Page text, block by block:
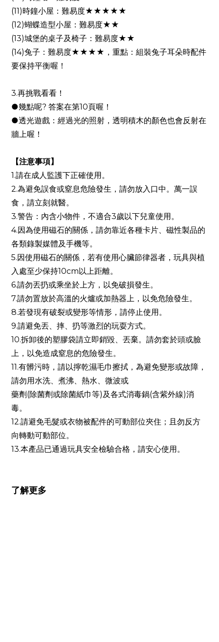
(11)時鐘小屋：難易度★★★★★
(12)蝴蝶造型小屋：難易度★★
(13)城堡的桌子及椅子：難易度★★
(14)兔子：難易度★★★★，重點：組裝兔子耳朵時配件
要保持平衡喔！
3.再挑戰看看！
●幾點呢? 答案在第10頁喔！
●透光遊戲：經過光的照射，透明積木的顏色也會反射在
牆上喔！
【注意事項】
1.請在成人監護下正確使用。
2.為避免誤食或窒息危險發生，請勿放入口中。萬一誤
食，請立刻就醫。
3.警告：內含小物件，不適合3歲以下兒童使用。
4.因為使用磁石的關係，請勿靠近各種卡片、磁性製品的
各類錄製媒體及手機等。
5.因使用磁石的關係，若有使用心臟節律器者，玩具與植
入處至少保持10cm以上距離。
6.請勿丟扔或乘坐於上方，以免破損發生。
7.請勿置放於高溫的火爐或加熱器上，以免危險發生。
8.若發現有破裂或變形等情形，請停止使用。
9.請避免丟、摔、扔等激烈的玩耍方式。
10.拆卸後的塑膠袋請立即銷毀、丟棄。請勿套於頭或臉
上，以免造成窒息的危險發生。
11.有髒污時，請以擰乾濕毛巾擦拭，為避免變形或故障，
請勿用水洗、煮沸、熱水、微波或
藥劑(除菌劑或除菌紙巾等)及各式消毒鍋(含紫外線)消
毒。
12.請避免毛髮或衣物被配件的可動部位夾住；且勿反方
向轉動可動部位。
13.本產品已通過玩具安全檢驗合格，請安心使用。
了解更多